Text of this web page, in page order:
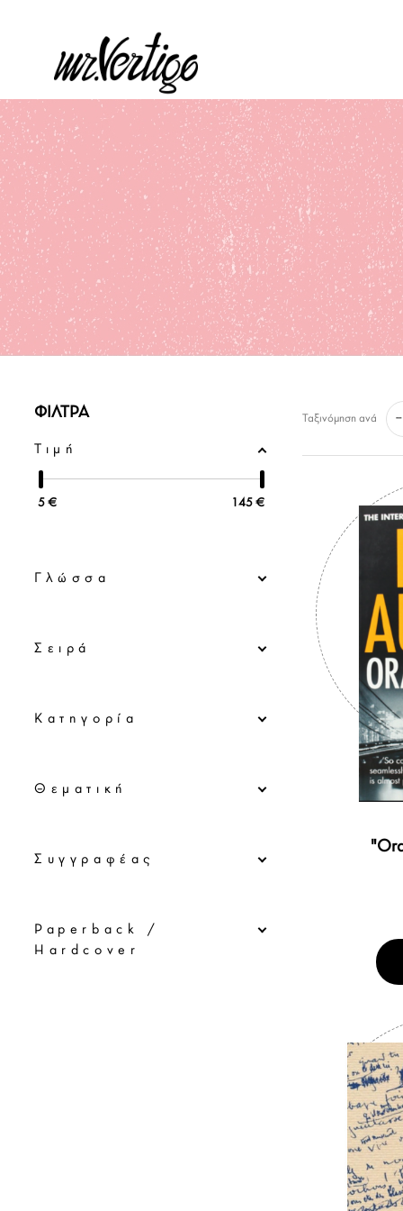
ΦΙΛΤΡΑ
Τιμή
5 € 145 €
Γλώσσα
Σειρά
Κατηγορία
Θεματική
Συγγραφέας
Paperback /
Hardcover
Ταξινόμηση ανά --